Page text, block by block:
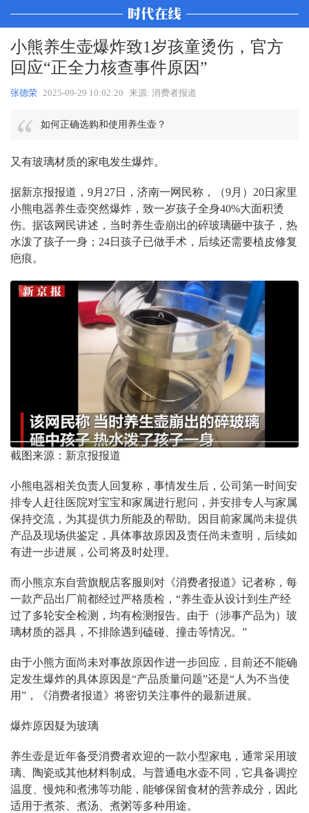
小熊养生壶爆炸致1岁孩童烫伤，官方
回应“正全力核查事件原因”
张德荣 2025-09-29 10:02:20 来源: 消费者报道
如何正确选购和使用养生壶？
又有玻璃材质的家电发生爆炸。
据新京报报道，9月27日，济南一网民称，（9月）20日家里
小熊电器养生壶突然爆炸，致一岁孩子全身40%大面积烫
伤。据该网民讲述，当时养生壶崩出的碎玻璃砸中孩子，热
水泼了孩子一身；24日孩子已做手术，后续还需要植皮修复
疤痕。
截图来源：新京报报道
小熊电器相关负责人回复称，事情发生后，公司第一时间安
排专人赶往医院对宝宝和家属进行慰问，并安排专人与家属
保持交流，为其提供力所能及的帮助。因目前家属尚未提供
产品及现场供鉴定，具体事故原因及责任尚未查明，后续如
有进一步进展，公司将及时处理。
而小熊京东自营旗舰店客服则对《消费者报道》记者称，每
一款产品出厂前都经过严格质检，“养生壶从设计到生产经
过了多轮安全检测，均有检测报告。由于（涉事产品为）玻
璃材质的器具，不排除遇到磕碰、撞击等情况。”
由于小熊方面尚未对事故原因作进一步回应，目前还不能确
定发生爆炸的具体原因是“产品质量问题”还是“人为不当使
用”，《消费者报道》将密切关注事件的最新进展。
爆炸原因疑为玻璃
养生壶是近年备受消费者欢迎的一款小型家电，通常采用玻
璃、陶瓷或其他材料制成。与普通电水壶不同，它具备调控
温度、慢炖和煮沸等功能，能够保留食材的营养成分，因此
适用于煮茶、煮汤、煮粥等多种用途。